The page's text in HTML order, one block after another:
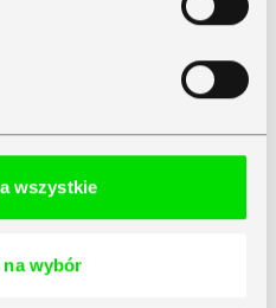
wszystkie
na wybór
rozwój
historie
Klientów